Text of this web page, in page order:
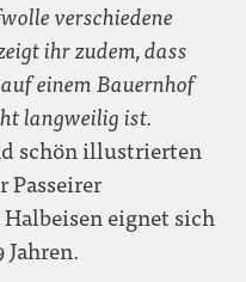
verschiedene
ihr zudem, dass
einem Bauernhof
langweilig ist.
schön illustrierten
Passeirer
eignet sich